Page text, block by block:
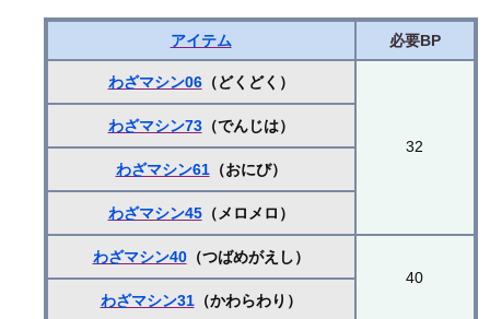
アイテム 必要BP
わざマシン06（どくどく）
32
わざマシン73（でんじは）
わざマシン61（おにび）
わざマシン45（メロメロ）
わざマシン40（つばめがえし）
40
わざマシン31（かわらわり）